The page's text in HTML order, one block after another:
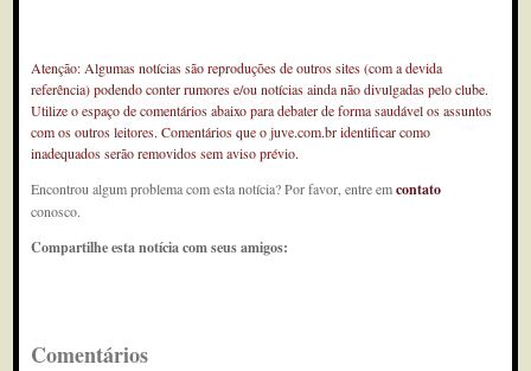
Atenção: Algumas notícias são reproduções de outros sites (com a devida
referência) podendo conter rumores e/ou notícias ainda não divulgadas pelo clube.
Utilize o espaço de comentários abaixo para debater de forma saudável os assuntos
com os outros leitores. Comentários que o juve.com.br identificar como
inadequados serão removidos sem aviso prévio.
Encontrou algum problema com esta notícia? Por favor, entre emcontato
conosco.
Compartilhe esta notícia com seus amigos:
Comentários